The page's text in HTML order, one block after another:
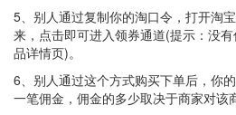
5、别人通过复制你的淘口令，打开淘
来，点击即可进入领券通道(提示：没
品详情页)。
6、别人通过这个方式购买下单后，你
一笔佣金，佣金的多少取决于商家对该